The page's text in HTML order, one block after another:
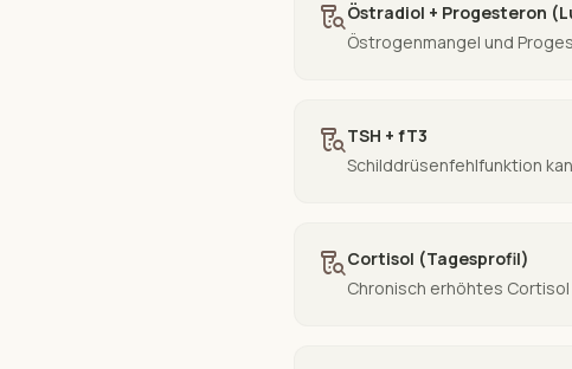
lab_researchÖstradiol + Progesteron
Östrogenmangel und
lab_researchTSH + fT3
Schilddrüsenfehlfunktion
lab_researchCortisol (Tagesprofil)
Chronisch erhöhtes